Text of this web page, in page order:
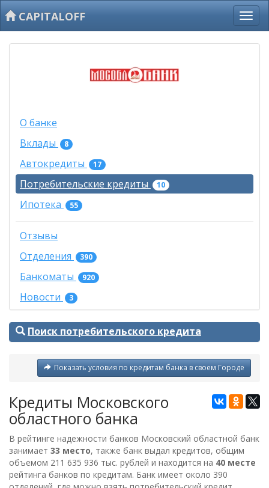
CAPITALOFF
О банке
Вклады
8
Автокредиты 17
Потребительские кредиты 10
Ипотека 55
Отзывы
Отделения
390
Банкоматы 920
Новости 3
Поиск потребительского кредита
Показать условия по кредитам банка в своем Городе
Кредиты Московского
областного банка
В рейтинге надежности банков Московский областной банк
занимает 33 место, также банк выдал кредитов, общим
объемом 211 635 936 тыс. рублей и находится на 40 месте
рейтинга банков по кредитам. Банк имеет около 390